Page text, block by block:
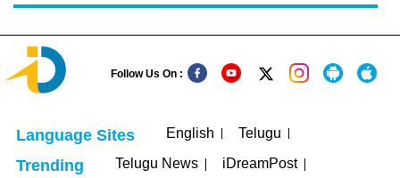
Follow Us On :
Language Sites English Telugu
Trending Telugu News iDreamPost